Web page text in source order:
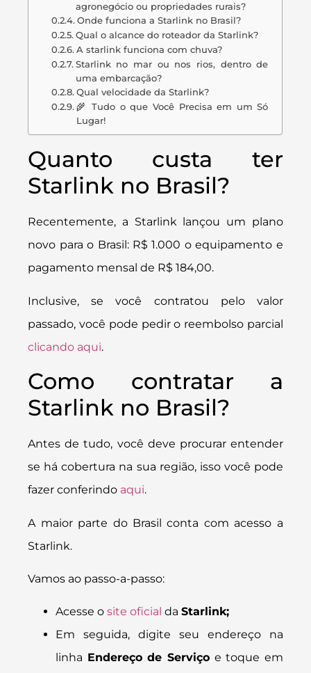
agronegócio ou propriedades rurais?
Onde funciona a Starlink no Brasil?
Qual o alcance do roteador da Starlink?
A starlink funciona com chuva?
Starlink no mar ou nos rios, dentro de
uma embarcação?
Qual velocidade da Starlink?
🌾 Tudo o que Você Precisa em um Só
Lugar!
Quanto custa ter
Starlink no Brasil?
Recentemente, a Starlink lançou um plano
novo para o Brasil: R$ 1.000 o equipamento e
pagamento mensal de R$ 184,00.
Inclusive, se você contratou pelo valor
passado, você pode pedir o reembolso parcial
clicando aqui.
Como contratar a
Starlink no Brasil?
Antes de tudo, você deve procurar entender
se há cobertura na sua região, isso você pode
fazer conferindo aqui.
A maior parte do Brasil conta com acesso a
Starlink.
Vamos ao passo-a-passo:
Acesse o site oficial daStarlink;
Em seguida, digite seu endereço na
linha Endereço de Serviço e toque em